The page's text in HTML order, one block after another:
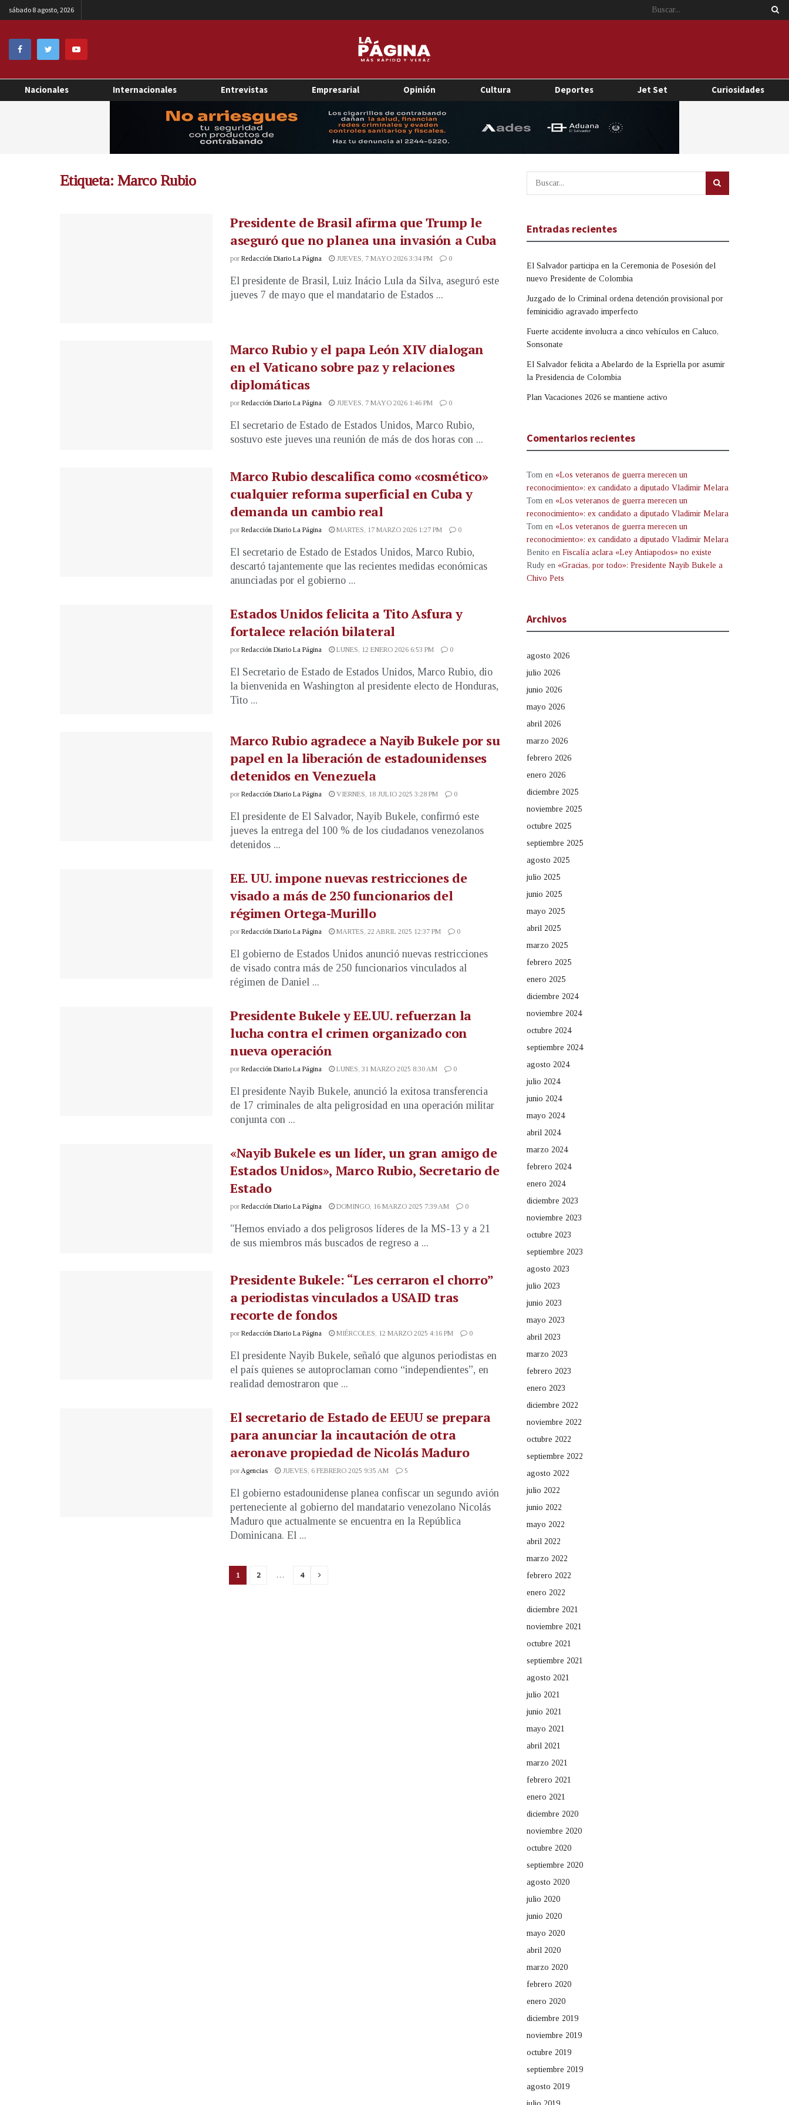
sábado 8 agosto, 2026
Nacionales Internacionales Entrevistas Empresarial Opinión Cultura Deportes Jet Set Curiosidades
Etiqueta: Marco Rubio
Presidente de Brasil afirma que Trump le
aseguró que no planea una invasión a Cuba
por Redacción Diario La Página JUEVES, 7 MAYO 2026 3:34 PM 0
El presidente de Brasil, Luiz Inácio Lula da Silva, aseguró este
jueves 7 de mayo que el mandatario de Estados ...
Marco Rubio y el papa León XIV dialogan
en el Vaticano sobre paz y relaciones
diplomáticas
por Redacción Diario La Página JUEVES, 7 MAYO 2026 1:46 PM 0
El secretario de Estado de Estados Unidos, Marco Rubio,
sostuvo este jueves una reunión de más de dos horas con ...
Marco Rubio descalifica como «cosmético»
cualquier reforma superficial en Cuba y
demanda un cambio real
por Redacción Diario La Página MARTES, 17 MARZO 2026 1:27 PM 0
El secretario de Estado de Estados Unidos, Marco Rubio,
descartó tajantemente que las recientes medidas económicas
anunciadas por el gobierno ...
Estados Unidos felicita a Tito Asfura y
fortalece relación bilateral
por Redacción Diario La Página LUNES, 12 ENERO 2026 6:53 PM 0
El Secretario de Estado de Estados Unidos, Marco Rubio, dio
la bienvenida en Washington al presidente electo de Honduras,
Tito ...
Marco Rubio agradece a Nayib Bukele por su
papel en la liberación de estadounidenses
detenidos en Venezuela
por Redacción Diario La Página VIERNES, 18 JULIO 2025 3:28 PM 0
El presidente de El Salvador, Nayib Bukele, confirmó este
jueves la entrega del 100 % de los ciudadanos venezolanos
detenidos ...
EE. UU. impone nuevas restricciones de
visado a más de 250 funcionarios del
régimen Ortega-Murillo
por Redacción Diario La Página MARTES, 22 ABRIL 2025 12:37 PM 0
El gobierno de Estados Unidos anunció nuevas restricciones
de visado contra más de 250 funcionarios vinculados al
régimen de Daniel ...
Presidente Bukele y EE.UU. refuerzan la
lucha contra el crimen organizado con
nueva operación
por Redacción Diario La Página LUNES, 31 MARZO 2025 8:30 AM 0
El presidente Nayib Bukele, anunció la exitosa transferencia
de 17 criminales de alta peligrosidad en una operación militar
conjunta con ...
«Nayib Bukele es un líder, un gran amigo de
Estados Unidos», Marco Rubio, Secretario de
Estado
por Redacción Diario La Página DOMINGO, 16 MARZO 2025 7:39 AM 0
"Hemos enviado a dos peligrosos líderes de la MS-13 y a 21
de sus miembros más buscados de regreso a ...
Presidente Bukele: “Les cerraron el chorro”
a periodistas vinculados a USAID tras
recorte de fondos
por Redacción Diario La Página MIÉRCOLES, 12 MARZO 2025 4:16 PM 0
El presidente Nayib Bukele, señaló que algunos periodistas en
el país quienes se autoproclaman como “independientes”, en
realidad demostraron que ...
El secretario de Estado de EEUU se prepara
para anunciar la incautación de otra
aeronave propiedad de Nicolás Maduro
por Agencias JUEVES, 6 FEBRERO 2025 9:35 AM 5
El gobierno estadounidense planea confiscar un segundo avión
perteneciente al gobierno del mandatario venezolano Nicolás
Maduro que actualmente se encuentra en la República
Dominicana. El ...
1 2 … 4
Entradas recientes
El Salvador participa en la Ceremonia de Posesión del
nuevo Presidente de Colombia
Juzgado de lo Criminal ordena detención provisional por
feminicidio agravado imperfecto
Fuerte accidente involucra a cinco vehículos en Caluco,
Sonsonate
El Salvador felicita a Abelardo de la Espriella por asumir
la Presidencia de Colombia
Plan Vacaciones 2026 se mantiene activo
Comentarios recientes
Tom en «Los veteranos de guerra merecen un
reconocimiento»: ex candidato a diputado Vladimir Melara
Tom en «Los veteranos de guerra merecen un
reconocimiento»: ex candidato a diputado Vladimir Melara
Tom en «Los veteranos de guerra merecen un
reconocimiento»: ex candidato a diputado Vladimir Melara
Benito en Fiscalía aclara «Ley Antiapodos» no existe
Rudy en «Gracias, por todo»: Presidente Nayib Bukele a
Chivo Pets
Archivos
agosto 2026
julio 2026
junio 2026
mayo 2026
abril 2026
marzo 2026
febrero 2026
enero 2026
diciembre 2025
noviembre 2025
octubre 2025
septiembre 2025
agosto 2025
julio 2025
junio 2025
mayo 2025
abril 2025
marzo 2025
febrero 2025
enero 2025
diciembre 2024
noviembre 2024
octubre 2024
septiembre 2024
agosto 2024
julio 2024
junio 2024
mayo 2024
abril 2024
marzo 2024
febrero 2024
enero 2024
diciembre 2023
noviembre 2023
octubre 2023
septiembre 2023
agosto 2023
julio 2023
junio 2023
mayo 2023
abril 2023
marzo 2023
febrero 2023
enero 2023
diciembre 2022
noviembre 2022
octubre 2022
septiembre 2022
agosto 2022
julio 2022
junio 2022
mayo 2022
abril 2022
marzo 2022
febrero 2022
enero 2022
diciembre 2021
noviembre 2021
octubre 2021
septiembre 2021
agosto 2021
julio 2021
junio 2021
mayo 2021
abril 2021
marzo 2021
febrero 2021
enero 2021
diciembre 2020
noviembre 2020
octubre 2020
septiembre 2020
agosto 2020
julio 2020
junio 2020
mayo 2020
abril 2020
marzo 2020
febrero 2020
enero 2020
diciembre 2019
noviembre 2019
octubre 2019
septiembre 2019
agosto 2019